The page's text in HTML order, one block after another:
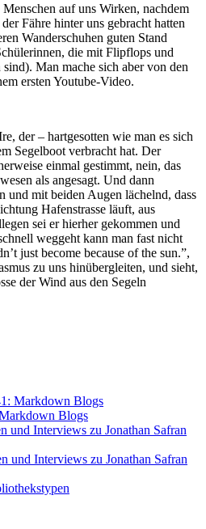
auf uns Wirken, nachdem
Fähre hinter uns gebracht hatten
Wanderschuhen guten Stand
die mit Flipflops und
Man mache sich aber von den
ersten Youtube-Video.
der – hartgesotten wie man es sich
Segelboot verbracht hat. Der
einmal gestimmt, nein, das
als angesagt. Und dann
und mit beiden Augen lächelnd, dass
Hafenstrasse läuft, aus
sei er hierher gekommen und
weggeht kann man fast nicht
just become because of the sun.”,
zu uns hinübergleiten, und sieht,
der Wind aus den Segeln
Markdown Blogs
Blogs
und Interviews zu Jonathan Safran
und Interviews zu Jonathan Safran